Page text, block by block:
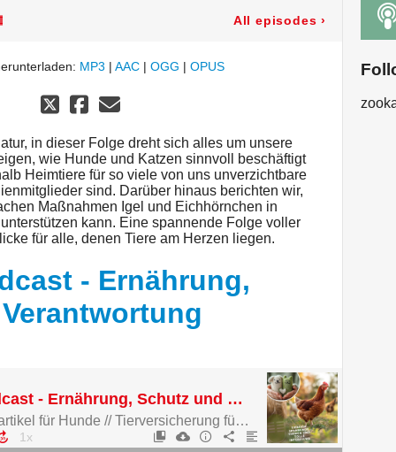
All episodes ›
MP3 | AAC | OGG | OPUS
in dieser Folge dreht sich alles um unsere
wie Hunde und Katzen sinnvoll beschäftigt
Heimtiere für so viele von uns unverzichtbare
sind. Darüber hinaus berichten wir,
Maßnahmen Igel und Eichhörnchen in
kann. Eine spannende Folge voller
für alle, denen Tiere am Herzen liegen.
- Ernährung,
Heimtier Podcast - Ernährung, Schutz und Verantwortung
Natürliche Kauartikel für Hunde // Tierversicherung für Hund und Katzen // Hobbyfarming – Tierhaltung zwischen Trend und Verantwortung